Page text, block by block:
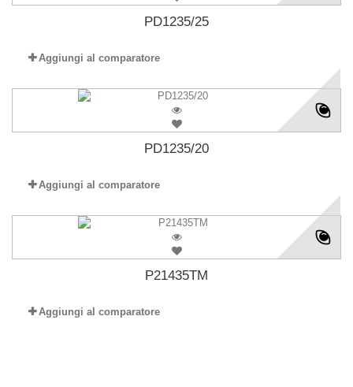
PD1235/25
Aggiungi al comparatore
PD1235/20
Aggiungi al comparatore
P21435TM
Aggiungi al comparatore